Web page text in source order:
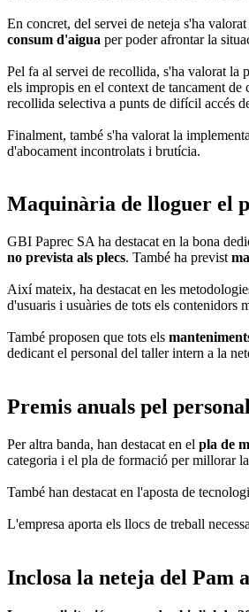
En concret, del servei de neteja s'ha
consum d'aigua per poder afrontar la
Pel fa al servei de recollida, s'ha valorat la
els impropis en el context de tancament
recollida selectiva a punts de difícil accés
Finalment, també s'ha valorat la
d'abocament incontrolats i brutícia.
Maquinària de lloguer el
GBI Paprec SA ha destacat en la bona
no prevista als plecs. També ha previst
Així mateix, ha destacat en les
d'usuaris i usuàries de tots els contenidors
També proposen que tots els
dedicant el personal del taller intern a la
Premis anuals pel
Per altra banda, han destacat en el pla de
categoria i el pla de formació per millorar
També han destacat en l'aposta de
L'empresa aporta els llocs de treball
Inclosa la neteja del Pam